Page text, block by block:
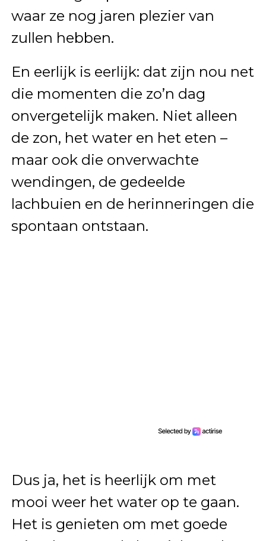
waar ze nog jaren plezier van
zullen hebben.
En eerlijk is eerlijk: dat zijn nou net
die momenten die zo’n dag
onvergetelijk maken. Niet alleen
de zon, het water en het eten –
maar ook die onverwachte
wendingen, de gedeelde
lachbuien en de herinneringen die
spontaan ontstaan.
Dus ja, het is heerlijk om met
mooi weer het water op te gaan.
Het is genieten om met goede